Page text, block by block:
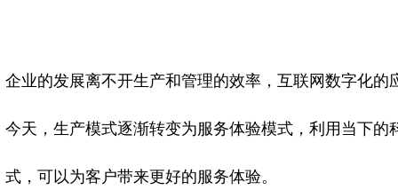
企业的发展离不开生产和管理的效率，互联网数字化
今天，生产模式逐渐转变为服务体验模式，利用当下
式，可以为客户带来更好的服务体验。